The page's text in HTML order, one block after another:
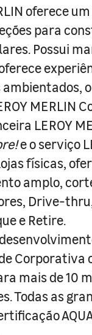
oferece
para
Possui
MERLIN
LEROY
e o serviço
físicas,
amplo,
Drive-
e Retire.
Corporativa
mais de 10
Todas as